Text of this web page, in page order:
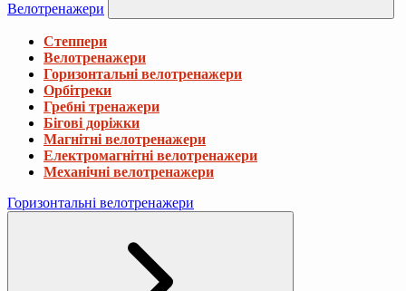
Велотренажери
Степпери
Велотренажери
Горизонтальні велотренажери
Орбітреки
Гребні тренажери
Бігові доріжки
Магнітні велотренажери
Електромагнітні велотренажери
Механічні велотренажери
Горизонтальні велотренажери